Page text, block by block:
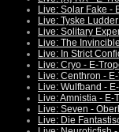
Live: Solar Fake -
Live: Tyske
Live: Solitary
Live: The
Live: In Strict
Live: Cryo - E-
Live: Centhron -
Live: Wulfband -
Live: Amnistia -
Live: Seven -
Live: Die